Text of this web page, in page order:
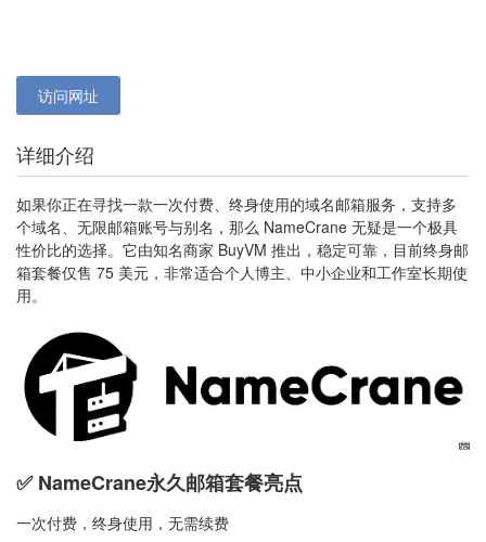
访问网址
详细介绍
如果你正在寻找一款一次付费、终身使用的域名邮箱服务，支持多
个域名、无限邮箱账号与别名，那么 NameCrane 无疑是一个极具
性价比的选择。它由知名商家 BuyVM 推出，稳定可靠，目前终身邮
箱套餐仅售 75 美元，非常适合个人博主、中小企业和工作室长期使
用。
✅ NameCrane永久邮箱套餐亮点
一次付费，终身使用，无需续费